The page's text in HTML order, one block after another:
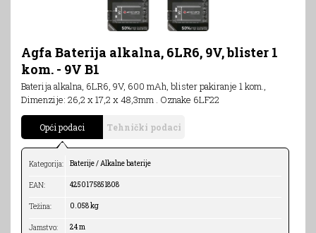
Agfa Baterija alkalna, 6LR6, 9V, blister 1
kom. - 9V B1
Baterija alkalna, 6LR6, 9V, 600 mAh, blister pakiranje 1 kom.,
Dimenzije: 26,2 x 17,2 x 48,3mm . Oznake 6LF22
Opći podaci Tehnički podaci
Kategorija: Baterije / Alkalne baterije
EAN: 4250175851808
Težina: 0.058 kg
Jamstvo: 24 m